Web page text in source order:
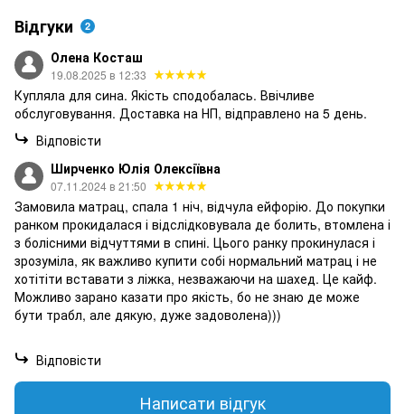
Відгуки 2
Олена Косташ
19.08.2025 в 12:33
Купляла для сина. Якість сподобалась. Ввічливе
обслуговування. Доставка на НП, відправлено на 5 день.
Відповісти
Ширченко Юлія Олексіївна
07.11.2024 в 21:50
Замовила матрац, спала 1 ніч, відчула ейфорію. До покупки
ранком прокидалася і відслідковувала де болить, втомлена і
з болісними відчуттями в спині. Цього ранку прокинулася і
зрозуміла, як важливо купити собі нормальний матрац і не
хотітіти вставати з ліжка, незважаючи на шахед. Це кайф.
Можливо зарано казати про якість, бо не знаю де може
бути трабл, але дякую, дуже задоволена)))
Відповісти
Написати відгук